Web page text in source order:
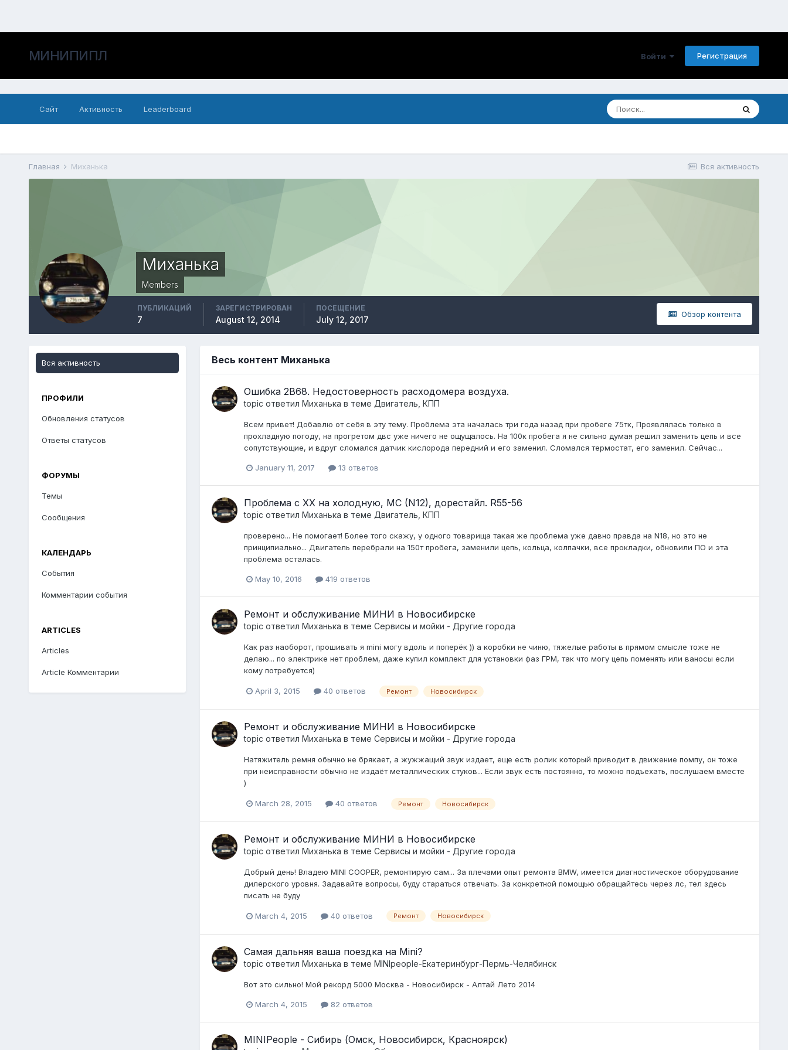
МИНИПИПЛ Войти Регистрация
Сайт Активность Leaderboard
Вся активность
Главная Миханька
Миханька
Members
Обзор контента
ПУБЛИКАЦИЙ
7
ЗАРЕГИСТРИРОВАН
August 12, 2014
ПОСЕЩЕНИЕ
July 12, 2017
Вся активность
ПРОФИЛИ
Обновления статусов
Ответы статусов
ФОРУМЫ
Темы
Сообщения
КАЛЕНДАРЬ
События
Комментарии события
ARTICLES
Articles
Article Комментарии
Весь контент Миханька
Ошибка 2В68. Недостоверность расходомера воздуха.
topic ответил Миханька в теме Двигатель, КПП
Всем привет! Добавлю от себя в эту тему. Проблема эта началась три года назад при пробеге 75тк, Проявлялась только в
прохладную погоду, на прогретом двс уже ничего не ощущалось. На 100к пробега я не сильно думая решил заменить цепь и все
сопутствующие, и вдруг сломался датчик кислорода передний и его заменил. Сломался термостат, его заменил. Сейчас...
January 11, 2017 13 ответов
Проблема с ХХ на холодную, MC (N12), дорестайл. R55-56
topic ответил Миханька в теме Двигатель, КПП
проверено... Не помогает! Более того скажу, у одного товарища такая же проблема уже давно правда на N18, но это не
принципиально... Двигатель перебрали на 150т пробега, заменили цепь, кольца, колпачки, все прокладки, обновили ПО и эта
проблема осталась.
May 10, 2016 419 ответов
Ремонт и обслуживание МИНИ в Новосибирске
topic ответил Миханька в теме Сервисы и мойки - Другие города
Как раз наоборот, прошивать я mini могу вдоль и поперёк )) а коробки не чиню, тяжелые работы в прямом смысле тоже не
делаю... по электрике нет проблем, даже купил комплект для установки фаз ГРМ, так что могу цепь поменять или ваносы если
кому потребуется)
April 3, 2015 40 ответов Ремонт Новосибирск
Ремонт и обслуживание МИНИ в Новосибирске
topic ответил Миханька в теме Сервисы и мойки - Другие города
Натяжитель ремня обычно не брякает, а жужжащий звук издает, еще есть ролик который приводит в движение помпу, он тоже
при неисправности обычно не издаёт металлических стуков... Если звук есть постоянно, то можно подъехать, послушаем вместе
)
March 28, 2015 40 ответов Ремонт Новосибирск
Ремонт и обслуживание МИНИ в Новосибирске
topic ответил Миханька в теме Сервисы и мойки - Другие города
Добрый день! Владею MINI COOPER, ремонтирую сам... За плечами опыт ремонта BMW, имеется диагностическое оборудование
дилерского уровня. Задавайте вопросы, буду стараться отвечать. За конкретной помощью обращайтесь через лс, тел здесь
писать не буду
March 4, 2015 40 ответов Ремонт Новосибирск
Самая дальняя ваша поездка на Mini?
topic ответил Миханька в теме MINIpeople-Екатеринбург-Пермь-Челябинск
Вот это сильно! Мой рекорд 5000 Москва - Новосибирск - Алтай Лето 2014
March 4, 2015 82 ответов
MINIPeople - Сибирь (Омск, Новосибирск, Красноярск)